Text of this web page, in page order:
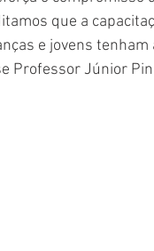
que a
e jovens
Professor Júnior